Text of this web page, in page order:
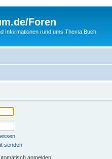
Foren
Informationen rund ums Thema Buch
senden
anmelden